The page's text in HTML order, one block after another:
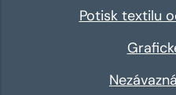
Potisk textilu